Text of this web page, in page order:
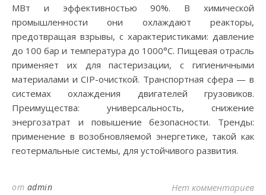
МВт и эффективностью 90%. В химической
промышленности они охлаждают реакторы,
предотвращая взрывы, с характеристиками: давление
до 100 бар и температура до 1000°C. Пищевая отрасль
применяет их для пастеризации, с гигиеничными
материалами и CIP-очисткой. Транспортная сфера — в
системах охлаждения двигателей грузовиков.
Преимущества: универсальность, снижение
энергозатрат и повышение безопасности. Тренды:
применение в возобновляемой энергетике, такой как
геотермальные системы, для устойчивого развития.
от admin Нет комментариев